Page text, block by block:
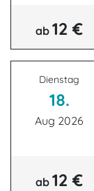
ab12 €
Dienstag
18.
Aug 2026
ab12 €